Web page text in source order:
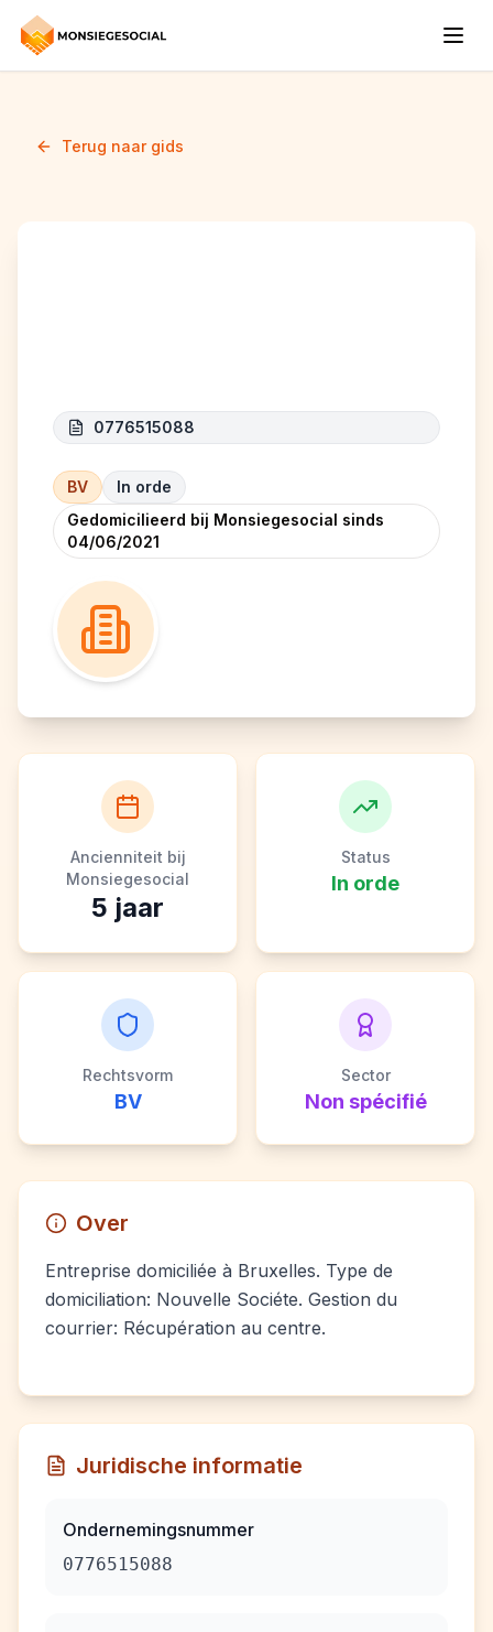
Terug naar gids
0776515088
BV
In orde
Gedomicilieerd bij Monsiegesocial sinds
04/06/2021
Ancienniteit bij
Monsiegesocial
5 jaar
Status
In orde
Rechtsvorm
BV
Sector
Non spécifié
Over
Entreprise domiciliée à Bruxelles. Type de
domiciliation: Nouvelle Sociéte. Gestion du
courrier: Récupération au centre.
Juridische informatie
Ondernemingsnummer
0776515088